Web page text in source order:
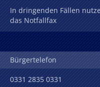
In dringenden Fällen
das Notfallfax
Bürgertelefon
0331 2835 0331